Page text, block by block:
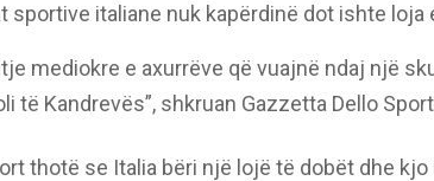
sportive italiane nuk kapërdinë dot ishte loja
mediokre e axurrëve që vuajnë ndaj një
të Kandrevës”, shkruan Gazzetta Dello
thotë se Italia bëri një lojë të dobët dhe